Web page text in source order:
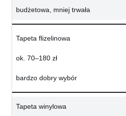
budżetowa, mniej trwała
Tapeta flizelinowa
ok. 70–180 zł
bardzo dobry wybór
Tapeta winylowa